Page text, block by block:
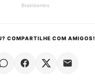
COMPARTILHE COM AMIGOS!